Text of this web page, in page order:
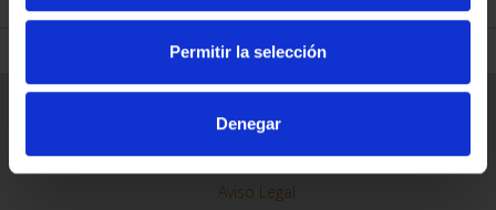
Permitir la selección
Denegar
Contacto
Preguntas Frequentes (FAQs)
Aviso Legal